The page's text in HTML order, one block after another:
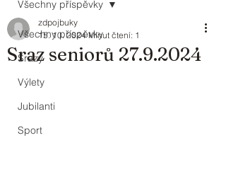
Všechny příspěvky
Srazy
Výlety
Jubilanti
Sport
Všechny příspěvky
Sraz seniorů 27.9.2024
zdpojbuky
15. 10. 2024 Minut čtení: 1